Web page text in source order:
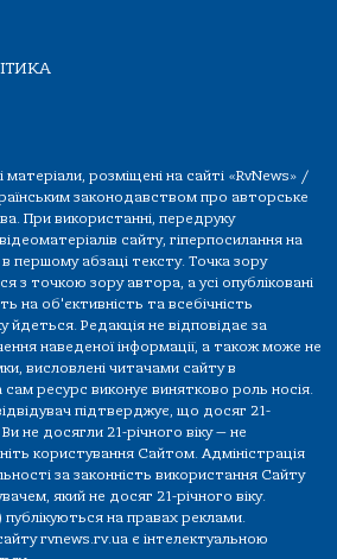
матеріали, розміщені на сайті «RvNews» /
законодавством про авторське
При використанні, передруку
сайту, гіперпосилання на
першому абзаці тексту. Точка зору
з точкою зору автора, а усі опубліковані
на об'єктивність та всебічність
йдеться. Редакція не відповідає за
наведеної інформації, а також може не
висловлені читачами сайту в
ресурс виконує винятково роль носія.
підтверджує, що досяг 21-
не досягли 21-річного віку — не
користування Сайтом. Адміністрація
за законність використання Сайту
який не досяг 21-річного віку.
на правах реклами.
rvnews.rv.ua є інтелектуальною